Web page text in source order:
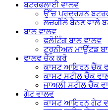
ਬਟਰਫਲਾਈ ਵਾਲਵ
ਉੱਚ ਪ੍ਰਦਰਸ਼ਨ
ਲਚਕੀਲੇ ਬੈਠਣ ਵਾਲੇ
ਬਾਲ ਵਾਲਵ
ਫਲੋਟਿੰਗ ਬਾਲ ਵਾਲਵ
ਟਰੂਨੀਅਨ ਮਾਊਂਟਡ
ਵਾਲਵ ਚੈੱਕ ਕਰੋ
ਕਾਸਟ ਆਇਰਨ ਚੈੱਕ
ਕਾਸਟ ਸਟੀਲ ਚੈੱਕ
ਜਾਅਲੀ ਸਟੀਲ ਚੈੱਕ
ਗੇਟ ਵਾਲਵ
ਕਾਸਟ ਆਇਰਨ ਗੇਟ